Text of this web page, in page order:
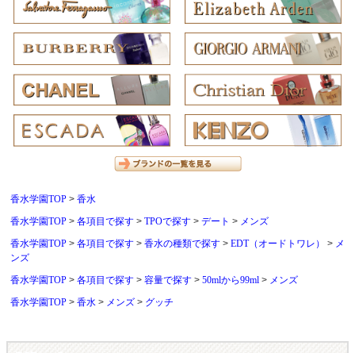
香水学園TOP
香水
香水学園TOP
各項目で探す TPOで探す デート
メンズ
香水学園TOP
各項目で探す 香水の種類で探す EDT（オードトワレ）
メ
ンズ
香水学園TOP
各項目で探す 容量で探す 50mlから99ml
メンズ
香水学園TOP
香水 メンズ グッチ